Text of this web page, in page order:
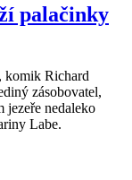
palačinky
komik Richard
zásobovatel,
jezeře nedaleko
Labe.